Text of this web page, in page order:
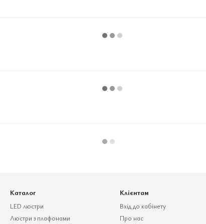
Каталог
LED люстри
Люстри з плафонами
Клієнтам
Вхід до кабінету
Про нас